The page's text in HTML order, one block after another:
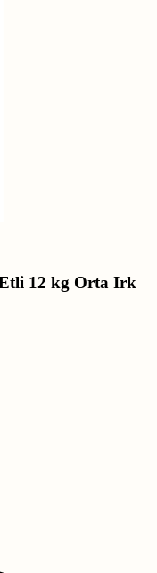
12 kg Orta Irk